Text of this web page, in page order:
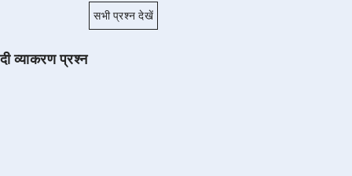
सभी प्रश्न देखें
व्याकरण प्रश्न